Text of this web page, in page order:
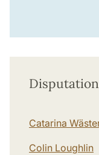
Catarina
Colin Loughlin